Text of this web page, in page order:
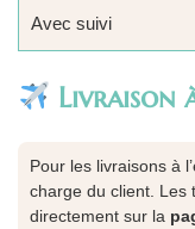
Avec suivi
Livraison
Pour les livraisons à
charge du client. Les
directement sur la